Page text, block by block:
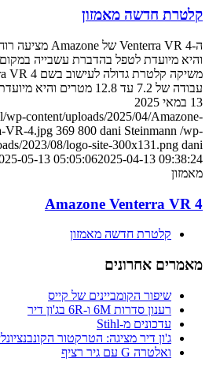
קלטרת חדשה מאמזון
עבודה של 7.2 עד 12.8 מטרים והיא מיועדת לטיפול בעשבייה באופן…
13 במאי 2025
content/uploads/2025/04/Amazone-
VR-4.jpg 369 800 dani Steinmann /wp-
2023/08/logo-site-300x131.png dani
05-13 05:05:062025-04-13 09:38:24
מאמזון
Amazone Venterra VR 4
קלטרת חדשה מאמזון
מאמרים אחרונים
שיפור הקומביינים של קייס
רענון סדרות 6M ו-6R בג'ון דיר
עדכונים מ-Stihl
ג'ון דיר מציגה: הטרקטור
ואלטרה G עם גיר רציף